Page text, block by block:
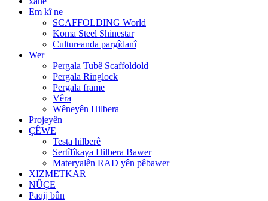
Em kî ne
SCAFFOLDING World
Koma Steel Shinestar
Cultureanda pargîdanî
Wer
Pergala Tubê Scaffoldold
Pergala Ringlock
Pergala frame
Vêra
Wêneyên Hilbera
Projeyên
ÇÊWE
Testa hilberê
Sertîfîkaya Hilbera Bawer
Materyalên RAD yên pêbawer
XIZMETKAR
NÛÇE
Paqij bûn